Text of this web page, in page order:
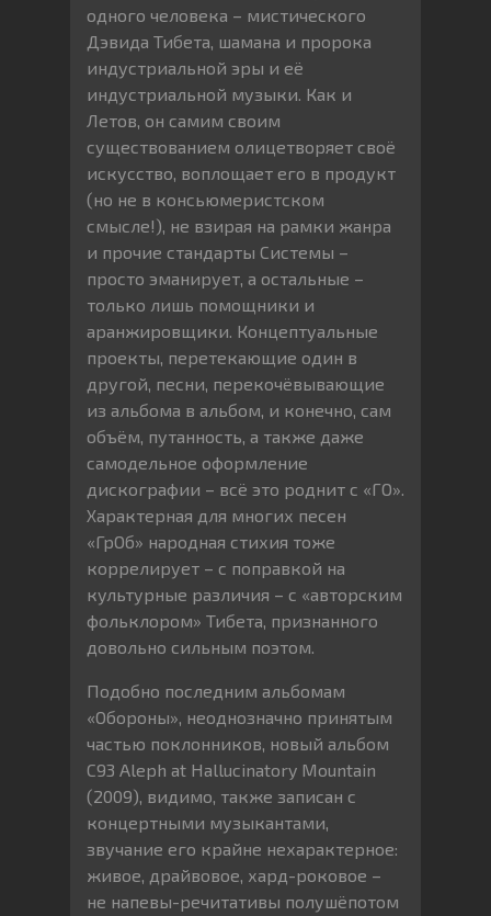
одного человека – мистического
Дэвида Тибета, шамана и пророка
индустриальной эры и её
индустриальной музыки. Как и
Летов, он самим своим
существованием олицетворяет своё
искусство, воплощает его в продукт
(но не в консьюмеристском
смысле!), не взирая на рамки жанра
и прочие стандарты Системы –
просто эманирует, а остальные –
только лишь помощники и
аранжировщики. Концептуальные
проекты, перетекающие один в
другой, песни, перекочёвывающие
из альбома в альбом, и конечно, сам
объём, путанность, а также даже
самодельное оформление
дискографии – всё это роднит с «ГО».
Характерная для многих песен
«ГрОб» народная стихия тоже
коррелирует – с поправкой на
культурные различия – с «авторским
фольклором» Тибета, признанного
довольно сильным поэтом.
Подобно последним альбомам
«Обороны», неоднозначно принятым
частью поклонников, новый альбом
С93 Aleph at Hallucinatory Mountain
(2009), видимо, также записан с
концертными музыкантами,
звучание его крайне нехарактерное:
живое, драйвовое, хард-роковое –
не напевы-речитативы полушёпотом